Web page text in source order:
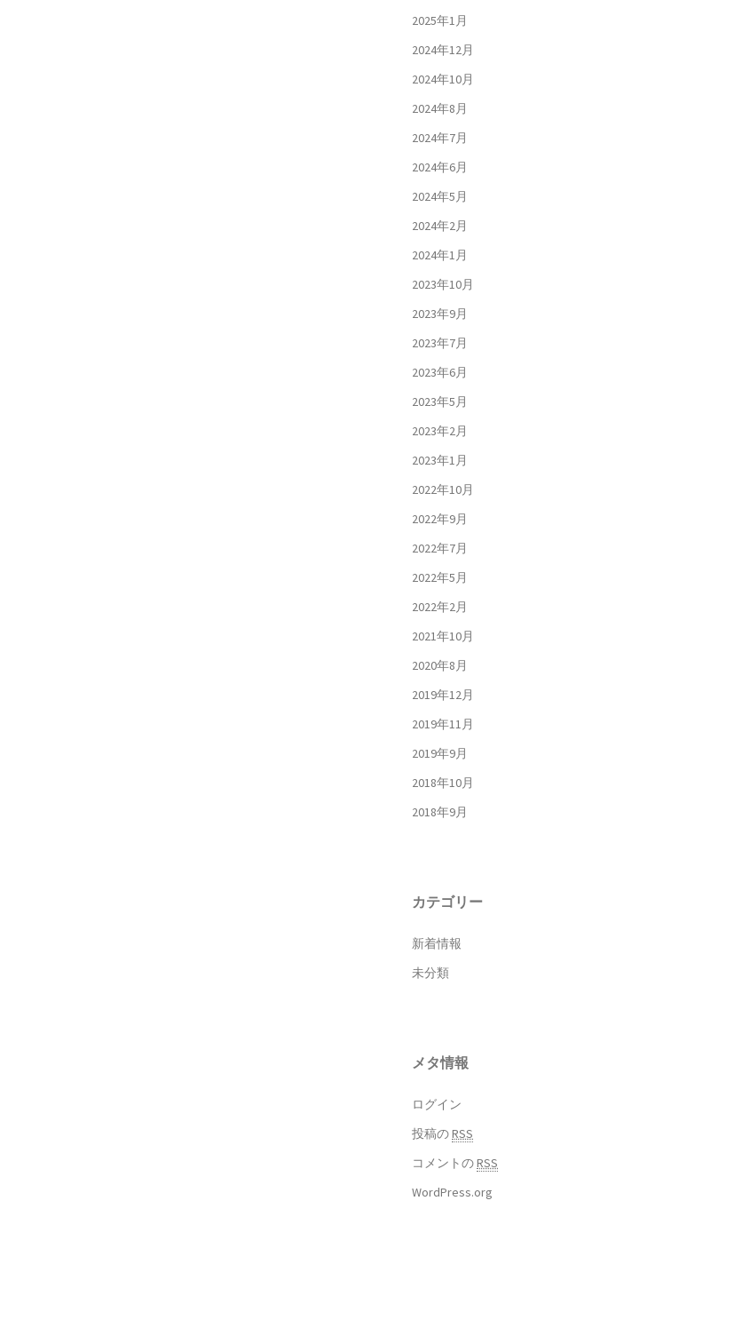
2025年1月
2024年12月
2024年10月
2024年8月
2024年7月
2024年6月
2024年5月
2024年2月
2024年1月
2023年10月
2023年9月
2023年7月
2023年6月
2023年5月
2023年2月
2023年1月
2022年10月
2022年9月
2022年7月
2022年5月
2022年2月
2021年10月
2020年8月
2019年12月
2019年11月
2019年9月
2018年10月
2018年9月
カテゴリー
新着情報
未分類
メタ情報
ログイン
投稿のRSS
コメントのRSS
WordPress.org